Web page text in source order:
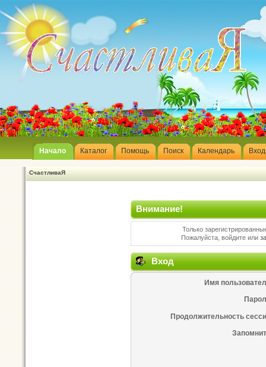
Начало Каталог Помощь Поиск Календарь Вход
СчастливаЯ
Внимание!
Только
Пожалуйста, войдите или
Вход
Имя
Продолжительность